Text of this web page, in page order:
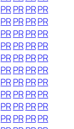
PRPR PRPR
PRPR PRPR
PRPR PRPR
PRPR PRPR
PRPR PRPR
PRPR PRPR
PRPR PRPR
PRPR PRPR
PRPR PRPR
PRPR PRPR